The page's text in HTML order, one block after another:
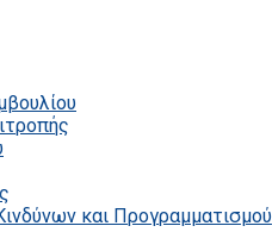
και Προγραμματισμού